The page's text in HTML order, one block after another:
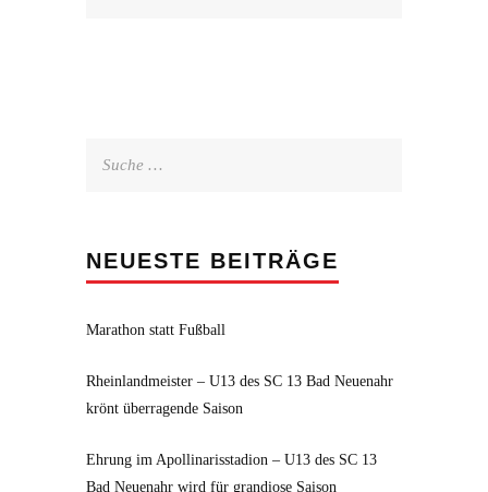
NEUESTE BEITRÄGE
Marathon statt Fußball
Rheinlandmeister – U13 des SC 13 Bad Neuenahr
krönt überragende Saison
Ehrung im Apollinarisstadion – U13 des SC 13
Bad Neuenahr wird für grandiose Saison